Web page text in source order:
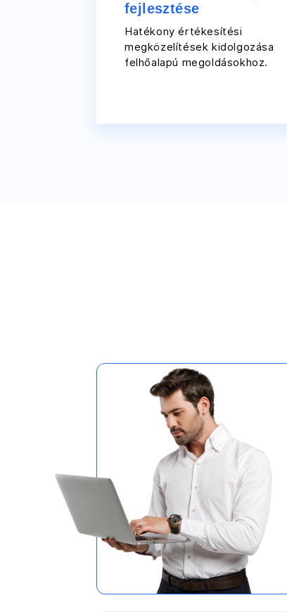
fejlesztése
Hatékony értékesítési
megközelítések kidolgozása
felhőalapú megoldásokhoz.